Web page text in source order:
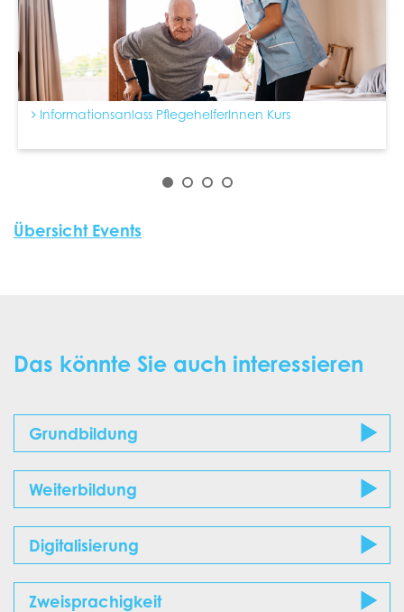
Informationsanlass PflegehelferInnen Kurs
Übersicht Events
Das könnte Sie auch interessieren
Grundbildung
Weiterbildung
Digitalisierung
Zweisprachigkeit